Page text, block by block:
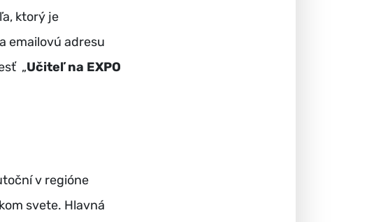
ktorý je
emailovú adresu
„Učiteľ na EXPO
v regióne
svete. Hlavná